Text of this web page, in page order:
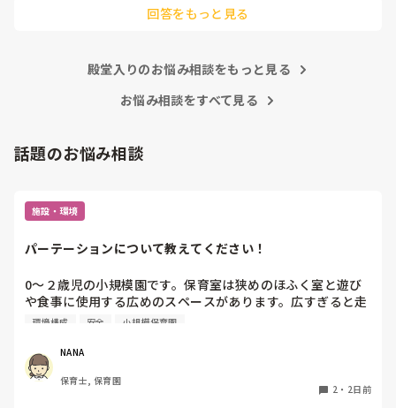
回答をもっと見る
殿堂入りのお悩み相談をもっと見る
お悩み相談をすべて見る
話題のお悩み相談
施設・環境
パーテーションについて教えてください！
0〜２歳児の小規模園です。保育室は狭めのほふく室と遊び
や食事に使用する広めのスペースがあります。広すぎると走
り回ったりして落ち着かないので、活動によってパーテーシ
うな素材で軽いので、ちょっと体が当たると倒れたり、つか
まり立ちが不安定な子にとっては共倒れになったりで危険で
す。かと言って固定してしまうと活動によって柔軟に移動す
環境構成 安全 小規模保育園
NANA
保育士, 保育園
2 ・ 2日前